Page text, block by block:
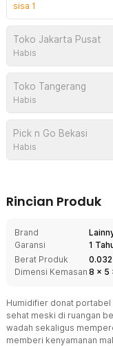
sisa 1
Toko Jakarta Pusat
Habis
Toko Tangerang
Habis
Pick n Go Bekasi
Habis
Rincian Produk
Brand
Garansi
1
Berat Produk
Dimensi Kemasan 8 x 5
Humidifier donat portabel
sehat meski di ruangan
wadah sekaligus
memberi kenyamanan